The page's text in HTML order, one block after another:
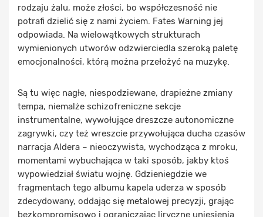
rodzaju żalu, może złości, bo współczesność nie
potrafi dzielić się z nami życiem. Fates Warning jej
odpowiada. Na wielowątkowych strukturach
wymienionych utworów odzwierciedla szeroką paletę
emocjonalności, którą można przełożyć na muzykę.
Są tu więc nagłe, niespodziewane, drapieżne zmiany
tempa, niemalże schizofreniczne sekcje
instrumentalne, wywołujące dreszcze autonomiczne
zagrywki, czy też wreszcie przywołująca ducha czasów
narracja Aldera – nieoczywista, wychodząca z mroku,
momentami wybuchająca w taki sposób, jakby ktoś
wypowiedział światu wojnę. Gdzieniegdzie we
fragmentach tego albumu kapela uderza w sposób
zdecydowany, oddając się metalowej precyzji, grając
bezkompromisowo i ograniczając liryczne uniesienia